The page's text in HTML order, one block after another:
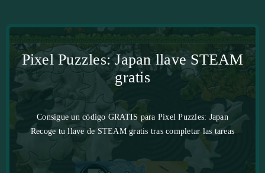
Pixel Puzzles: Japan llave STEAM
gratis
Consigue un código GRATIS para Pixel Puzzles: Japan
Recoge tu llave de STEAM gratis tras completar las tareas